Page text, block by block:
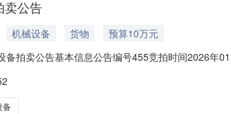
卖公告
机械设备 货物
预算10万元
备拍卖公告基本信息公告编号455竞拍时间2026年
）以网络拍卖方式公开拍卖以下标的：
备